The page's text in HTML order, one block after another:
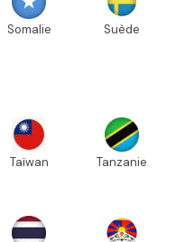
Somalie Suède
Taïwan Tanzanie